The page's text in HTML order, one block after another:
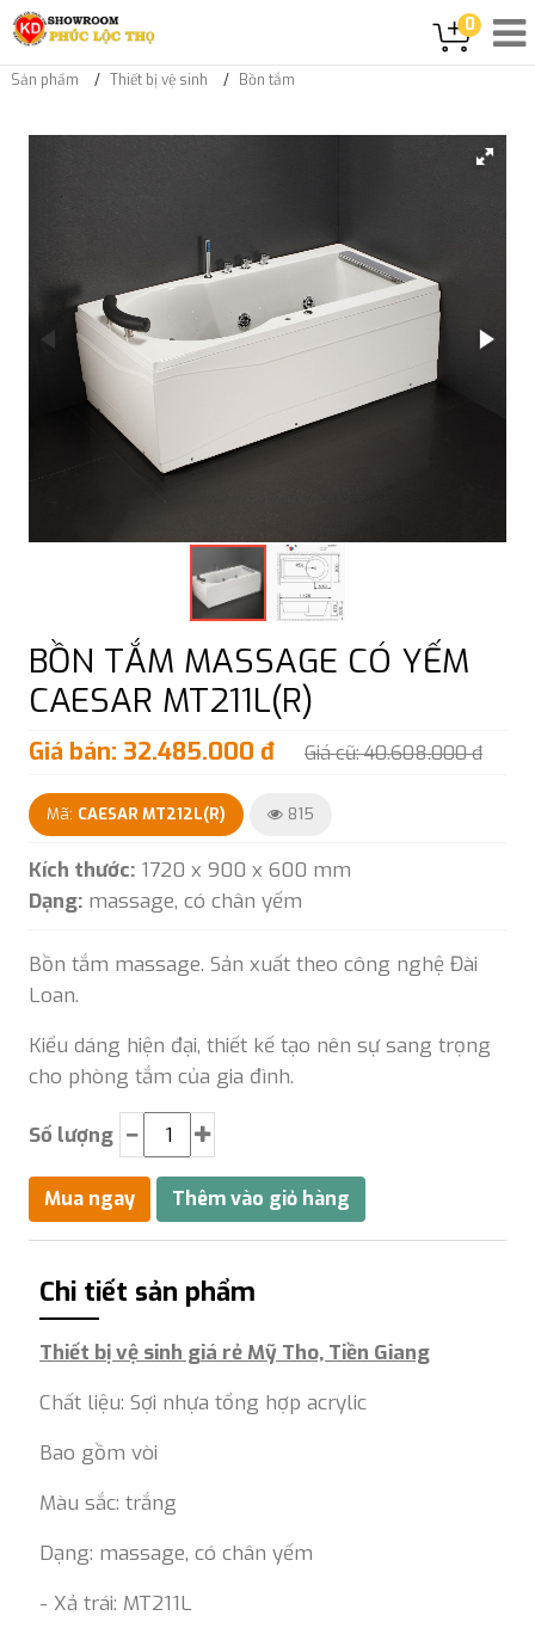
0
Sản phẩm Thiết bị vệ sinh Bồn tắm
BỒN TẮM MASSAGE CÓ YẾM
CAESAR MT211L(R)
Giá bán: 32.485.000 đ Giá cũ: 40.608.000 đ
Mã: CAESAR MT212L(R) 815
Kích thước: 1720 x 900 x 600 mm
Dạng: massage, có chân yếm
Bồn tắm massage. Sản xuất theo công nghệ Đài
Loan.
Kiểu dáng hiện đại, thiết kế tạo nên sự sang trọng
cho phòng tắm của gia đình.
Số lượng
Chi tiết sản phẩm
Thiết bị vệ sinh giá rẻ Mỹ Tho, Tiền Giang
Chất liệu: Sợi nhựa tổng hợp acrylic
Bao gồm vòi
Màu sắc: trắng
Dạng: massage, có chân yếm
- Xả trái: MT211L